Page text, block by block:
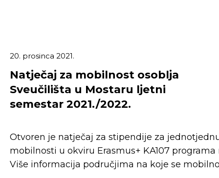
20. prosinca 2021.
Natječaj za mobilnost osoblja
Sveučilišta u Mostaru ljetni
semestar 2021./2022.
Otvoren je natječaj za stipendije za
mobilnosti u okviru Erasmus+ KA107
Više informacija područjima na koje se